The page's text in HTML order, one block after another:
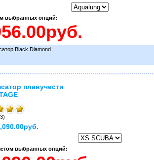
выбранных опций:
Black Diamond
плавучести
выбранных опций: